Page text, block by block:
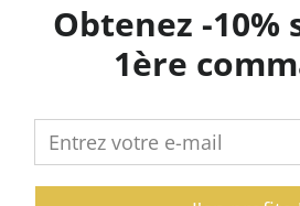
Obtenez -10%
1ère